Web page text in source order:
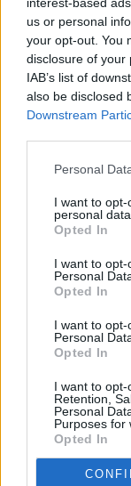
us or personal
your opt-out. You
disclosure of your
IAB’s list of
also be disclosed
Downstream
Personal
I want to
personal data.
Opted In
I want to
Personal
Opted In
I want to
Personal
Opted In
I want to opt-
Retention,
Personal
Purposes for
Opted In
1975 649 755
1970 613 621
1965 580 966
1960 572 930
Przewidywana